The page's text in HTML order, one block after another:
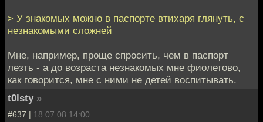
> У знакомых можно в паспорте втихаря глянуть, с
незнакомыми сложней
Мне, например, проще спросить, чем в паспорт
лезть - а до возраста незнакомых мне фиолетово,
как говорится, мне с ними не детей воспитывать.
t0lsty »
#637 | 18.07.08 14:00